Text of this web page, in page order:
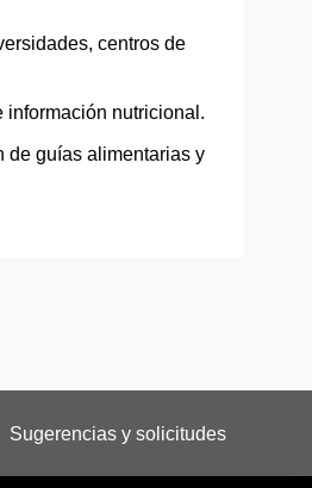
centros de
información nutricional.
de guías alimentarias y
Sugerencias y solicitudes